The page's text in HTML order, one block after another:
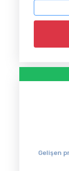
Gelişen